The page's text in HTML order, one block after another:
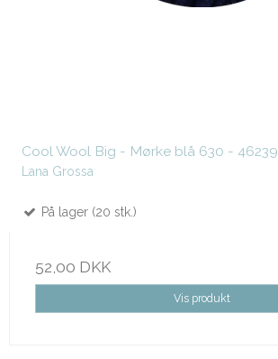
Cool Wool Big - Mørke blå 630 - 46239
Lana Grossa
På lager (20 stk.)
52,00 DKK
Vis produkt